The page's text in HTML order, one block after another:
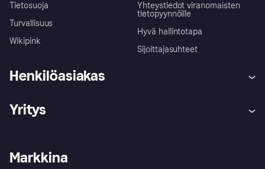
Tietosuoja
Turvallisuus
Wikipink
Yhteystiedot viranomaisten
tietopyynnöille
Hyvä hallintotapa
Sijoittajasuhteet
Henkilöasiakas
Ohje
Kirjaudu sisään
Tutustu kauppoihin
Yritys
Kirjaudu sisään yrityksenä
Markkina